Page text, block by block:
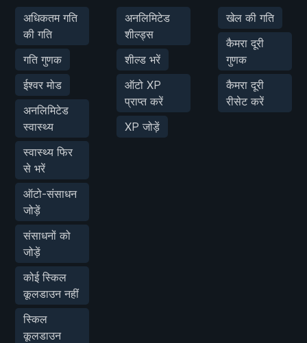
अधिकतम गति
की गति
गति गुणक
ईश्वर मोड
अनलिमिटेड
स्वास्थ्य
स्वास्थ्य फिर
से भरें
ऑटो-संसाधन
जोड़ें
संसाधनों को
जोड़ें
कोई स्किल
कूलडाउन नहीं
स्किल
कूलडाउन
अनलिमिटेड
शील्ड्स
शील्ड भरें
ऑटो XP
प्राप्त करें
XP जोड़ें
खेल की गति
कैमरा दूरी
गुणक
कैमरा दूरी
रीसेट करें